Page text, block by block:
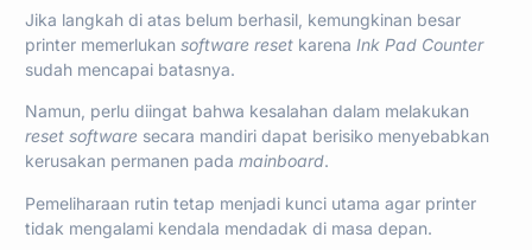
Jika langkah di atas belum berhasil, kemungkinan besar
printer memerlukan software reset karena Ink Pad Counter
sudah mencapai batasnya.
Namun, perlu diingat bahwa kesalahan dalam melakukan
reset software secara mandiri dapat berisiko menyebabkan
kerusakan permanen pada mainboard.
Pemeliharaan rutin tetap menjadi kunci utama agar printer
tidak mengalami kendala mendadak di masa depan.